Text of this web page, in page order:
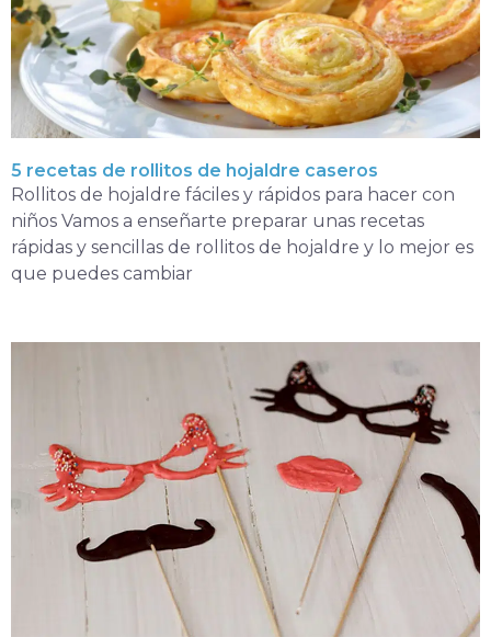
5 recetas de rollitos de hojaldre caseros
Rollitos de hojaldre fáciles y rápidos para hacer con
niños Vamos a enseñarte preparar unas recetas
rápidas y sencillas de rollitos de hojaldre y lo mejor es
que puedes cambiar